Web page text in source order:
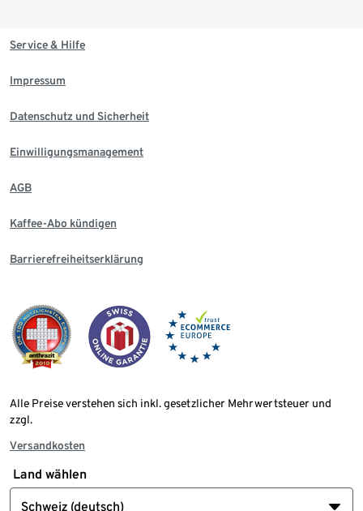
Service & Hilfe
Impressum
Datenschutz und Sicherheit
Einwilligungsmanagement
AGB
Kaffee-Abo kündigen
Barrierefreiheitserklärung
Alle Preise verstehen sich inkl. gesetzlicher Mehrwertsteuer und
zzgl.
Versandkosten
Land wählen
Schweiz (deutsch)